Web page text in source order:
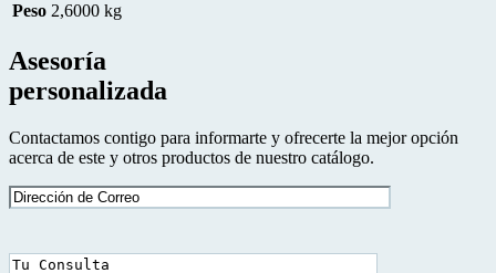
Peso 2,6000 kg
Asesoría
personalizada
Contactamos contigo para informarte y ofrecerte la mejor opción
acerca de este y otros productos de nuestro catálogo.